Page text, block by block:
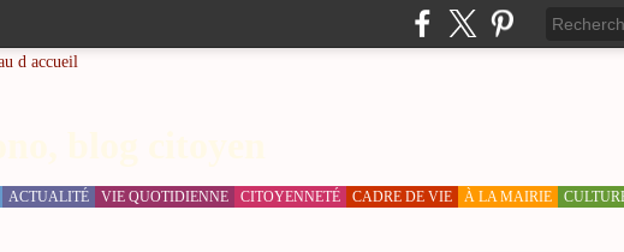
ACTUALITÉ VIE QUOTIDIENNE CITOYENNETÉ CADRE DE VIE À LA MAIRIE